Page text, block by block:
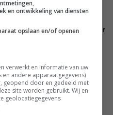
krimpt, pluimveesector
weg en doe vooral ook waar
wordt’
en ontwikkeling van diensten
opslaan en/of openen
verwerkt en informatie van uw
en andere apparaatgegevens)
geopend door en gedeeld met
site worden gebruikt. Wij en
geolocatiegegevens